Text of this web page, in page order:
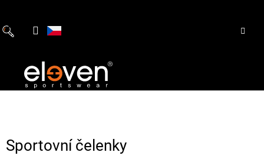
obsah
Sportovní čelenky